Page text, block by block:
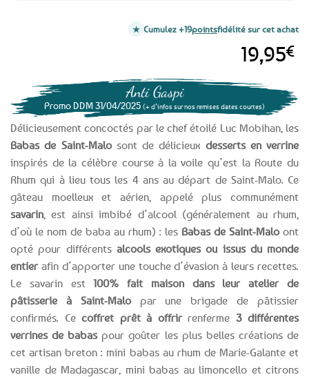
Anti Gaspi
Promo DDM 31/04/2025 (+ d’infos sur nos remises dates courtes)
Délicieusement concoctés par le chef étoilé Luc Mobihan, les
Babas de Saint-Malosont de délicieux desserts en verrine
inspirés de la célèbre course à la voile qu’est la Route du
Rhum qui à lieu tous les 4 ans au départ de Saint-Malo. Ce
gâteau moelleux et aérien, appelé plus communément
savarin , est ainsi imbibé d’alcool (généralement au rhum,
d’où le nom de baba au rhum) : les Babas de Saint-Maloont
opté pour différents alcools exotiques ou issus du monde
entier afin d’apporter une touche d’évasion à leurs recettes.
Le savarin est100% fait maison dans leur atelier de
pâtisserie à Saint-Malopar une brigade de pâtissier
confirmés. Ce coffret prêt à offrirrenferme 3 différentes
verrines de babaspour goûter les plus belles créations de
cet artisan breton : mini babas au rhum de Marie-Galante et
vanille de Madagascar, mini babas au limoncello et citrons
19,95€
Cumulez +19pointsfidélité sur cet achat